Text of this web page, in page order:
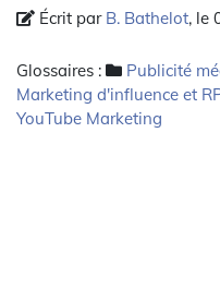
Écrit par B. Bathelot, le
Glossaires : Publicité
Marketing d'influence et
YouTube Marketing